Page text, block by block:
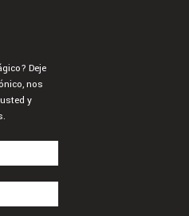
Deje
nos
y